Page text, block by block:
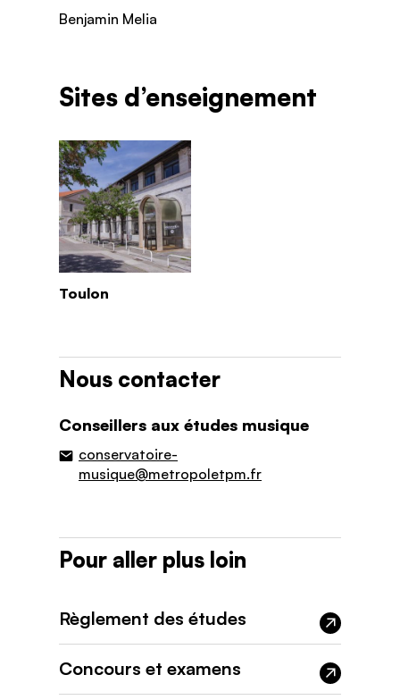
Benjamin Melia
Sites d’enseignement
Toulon
Nous contacter
Conseillers aux études musique
conservatoire-
musique@metropoletpm.fr
Pour aller plus loin
Règlement des études
Concours et examens